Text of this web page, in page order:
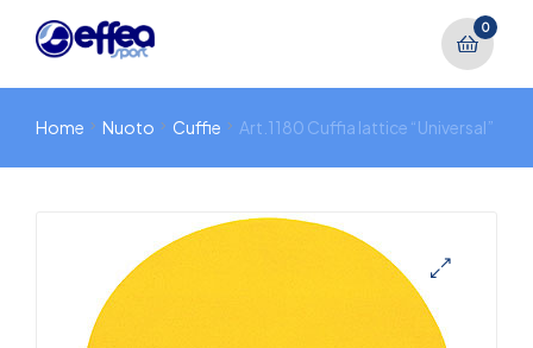
0
Home Nuoto Cuffie Art.1180 Cuffia lattice “Universal”
🔍